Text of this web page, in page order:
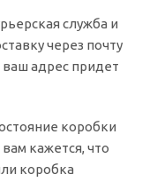
служба и
через почту
ваш адрес придет
коробки
кажется, что
коробка